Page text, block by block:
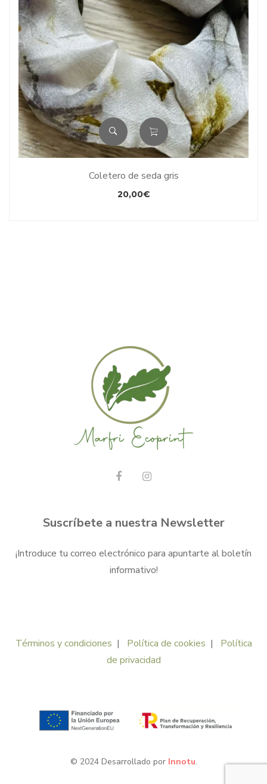
Coletero de seda gris
20,00€
Suscríbete a nuestra Newsletter
¡Introduce tu correo electrónico para apuntarte al boletín
informativo!
Términos y condiciones | Política de cookies | Política
de privacidad
© 2024 Desarrollado por Innotu.